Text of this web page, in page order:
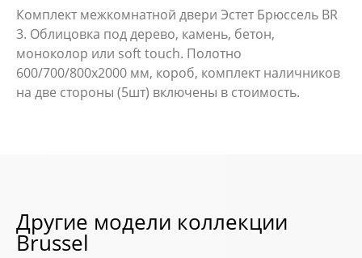
Комплект межкомнатной двери Эстет Брюссель BR
3. Облицовка под дерево, камень, бетон,
моноколор или soft touch. Полотно
600/700/800х2000 мм, короб, комплект наличников
на две стороны (5шт) включены в стоимость.
Другие модели коллекции
Brussel